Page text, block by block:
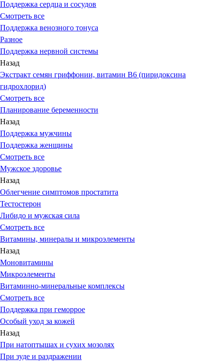
Поддержка сердца и сосудов
Смотреть все
Поддержка венозного тонуса
Разное
Поддержка нервной системы
Назад
Экстракт семян гриффонии, витамин В6 (пиридоксина
гидрохлорид)
Смотреть все
Планирование беременности
Назад
Поддержка мужчины
Поддержка женщины
Смотреть все
Мужское здоровье
Назад
Облегчение симптомов простатита
Тестостерон
Либидо и мужская сила
Смотреть все
Витамины, минералы и микроэлементы
Назад
Моновитамины
Микроэлементы
Витаминно-минеральные комплексы
Смотреть все
Поддержка при геморрое
Особый уход за кожей
Назад
При натоптышах и сухих мозолях
При зуде и раздражении